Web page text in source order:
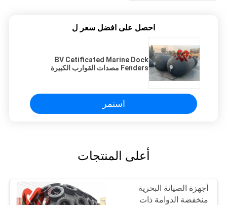
احصل على افضل سعر ل
BV Cetificated Marine Dock
Fenders مصدات القوارب الكبيرة
استمر
أعلى المنتجات
أجهزة الصيانة البحرية
منخفضة الدوامة ذات